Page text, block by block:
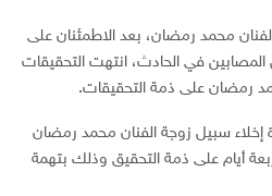
محمد رمضان، بعد الاطمئنان على
المصابين في الحادث، انتهت التحقيقات
رمضان على ذمة التحقيقات.
إخلاء سبيل زوجة الفنان محمد رمضان
أيام على ذمة التحقيق وذلك بتهمة